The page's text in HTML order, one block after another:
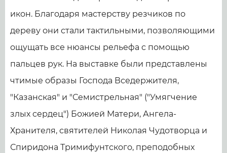
икон. Благодаря мастерству резчиков по
дереву они стали тактильными, позволяющими
ощущать все нюансы рельефа с помощью
пальцев рук. На выставке были представлены
чтимые образы Господа Вседержителя,
"Казанская" и "Семистрельная" ("Умягчение
злых сердец") Божией Матери, Ангела-
Хранителя, святителей Николая Чудотворца и
Спиридона Тримифунтского, преподобных